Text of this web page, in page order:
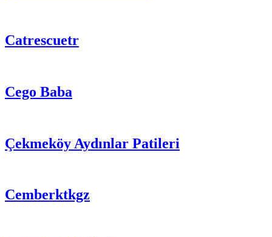
Catrescuetr
Cego Baba
Çekmeköy Aydınlar Patileri
Cemberktkgz